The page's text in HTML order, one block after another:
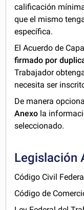
calificación
que el mismo
específica.
El Acuerdo de
firmado por
Trabajador
necesita ser
De manera
Anexo la
seleccionado.
Legislación
Código Civil
Código de